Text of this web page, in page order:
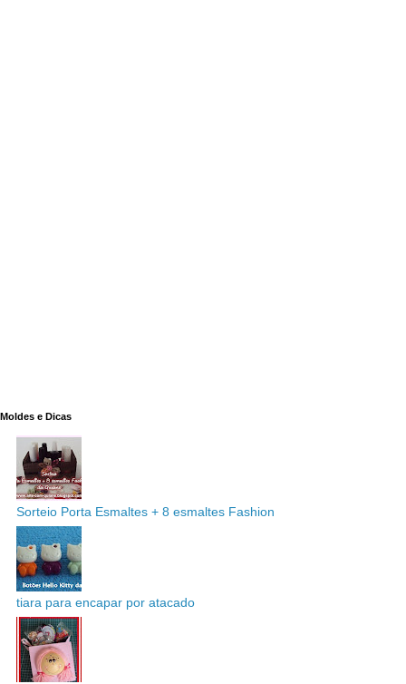
Moldes e Dicas
Sorteio Porta Esmaltes + 8 esmaltes Fashion
tiara para encapar por atacado